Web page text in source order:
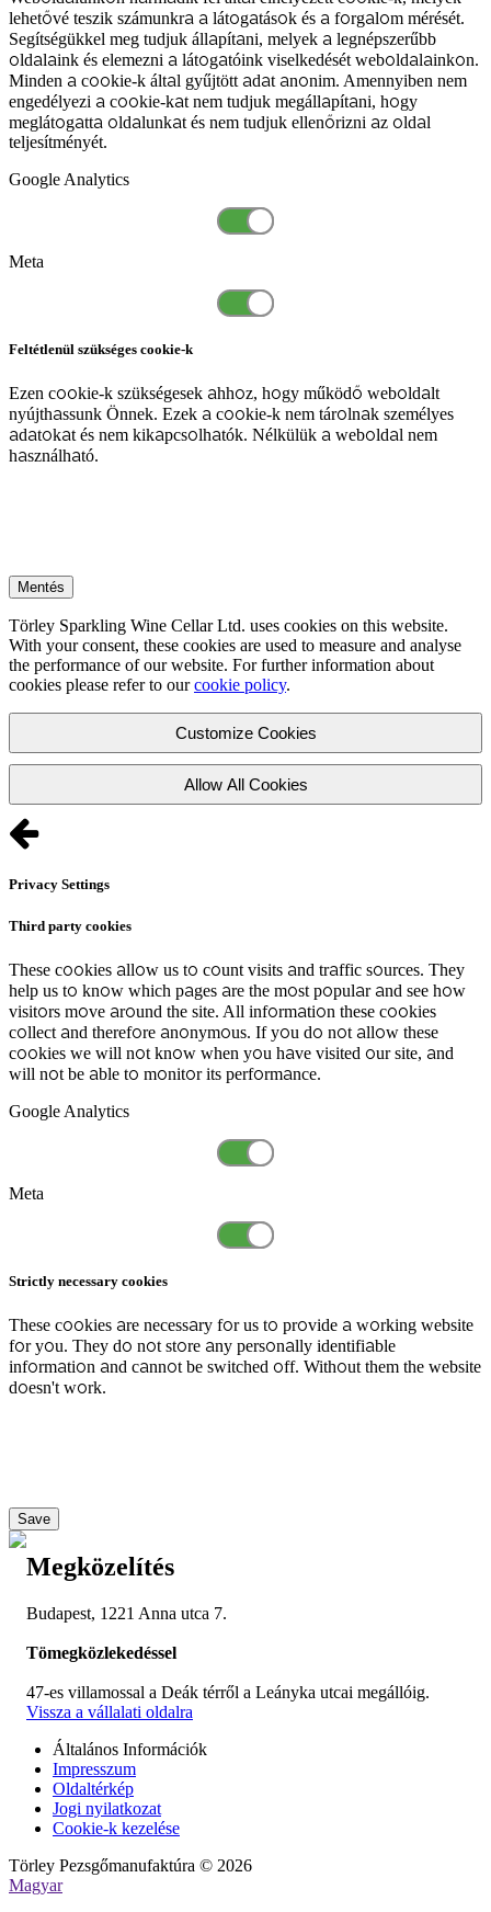
lehetővé teszik számunkra a látogatások és a forgalom mérését.
Segítségükkel meg tudjuk állapítani, melyek a legnépszerűbb
oldalaink és elemezni a látogatóink viselkedését weboldalainkon.
Minden a cookie-k által gyűjtött adat anonim. Amennyiben nem
engedélyezi a cookie-kat nem tudjuk megállapítani, hogy
meglátogatta oldalunkat és nem tudjuk ellenőrizni az oldal
teljesítményét.
Google Analytics
Meta
Feltétlenül szükséges cookie-k
Ezen cookie-k szükségesek ahhoz, hogy működő weboldalt
nyújthassunk Önnek. Ezek a cookie-k nem tárolnak személyes
adatokat és nem kikapcsolhatók. Nélkülük a weboldal nem
használható.
Mentés
Törley Sparkling Wine Cellar Ltd. uses cookies on this website.
With your consent, these cookies are used to measure and analyse
the performance of our website. For further information about
cookies please refer to ourcookie policy.
Customize Cookies
Allow All Cookies
Privacy Settings
Third party cookies
These cookies allow us to count visits and traffic sources. They
help us to know which pages are the most popular and see how
visitors move around the site. All information these cookies
collect and therefore anonymous. If you do not allow these
cookies we will not know when you have visited our site, and
will not be able to monitor its performance.
Google Analytics
Meta
Strictly necessary cookies
These cookies are necessary for us to provide a working website
for you. They do not store any personally identifiable
information and cannot be switched off. Without them the website
doesn't work.
Save
Megközelítés
Budapest, 1221 Anna utca 7.
Tömegközlekedéssel
47-es villamossal a Deák térről a Leányka utcai megállóig.
Vissza a vállalati oldalra
Általános Információk
Impresszum
Oldaltérkép
Jogi nyilatkozat
Cookie-k kezelése
Törley Pezsgőmanufaktúra © 2026
Magyar